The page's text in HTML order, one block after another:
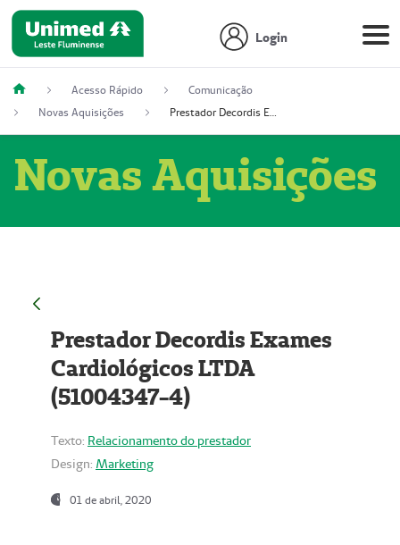
Login
Acesso Rápido
Comunicação
Novas Aquisições
Prestador Decordis Exames Cardiológicos LTDA (51004347-4)
Novas Aquisições
Prestador Decordis Exames
Cardiológicos LTDA
(51004347-4)
Texto: Relacionamento do prestador
Design: Marketing
01 de abril, 2020